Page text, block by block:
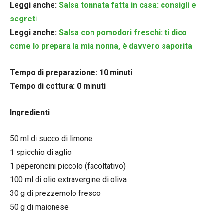
Leggi anche: Salsa tonnata fatta in casa: consigli e
segreti
Leggi anche: Salsa con pomodori freschi: ti dico
come lo prepara la mia nonna, è davvero saporita
Tempo di preparazione: 10 minuti
Tempo di cottura: 0 minuti
Ingredienti
50 ml di succo di limone
1 spicchio di aglio
1 peperoncini piccolo (facoltativo)
100 ml di olio extravergine di oliva
30 g di prezzemolo fresco
50 g di maionese